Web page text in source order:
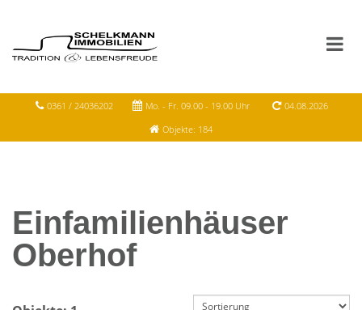
0361 / 24036202 Mo. - Fr. 09.00 - 19.00 Uhr
04.08.2026
Objekte: 184
Einfamilienhäuser
Oberhof